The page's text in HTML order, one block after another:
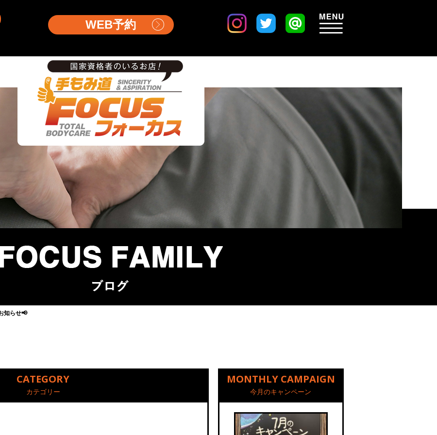
WEB予約
知らせ📢
CATEGORY
カテゴリー
MONTHLY CAMPAIGN
今月のキャンペーン